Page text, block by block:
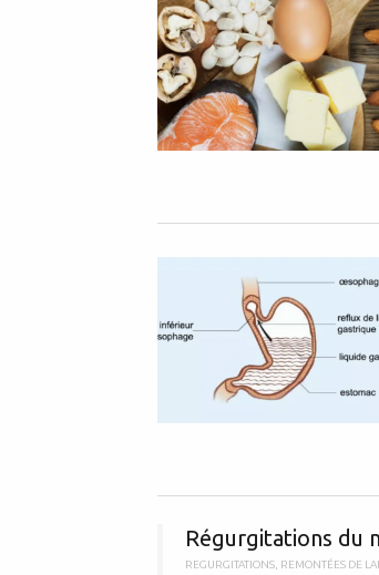
Régurgitations du
REGURGITATIONS REMONTÉES DE